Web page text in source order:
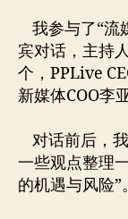
我参与了“流
宾对话，主持
个，PPLive
新媒体COO李亚
对话前后，
一些观点整理
的机遇与风险”。